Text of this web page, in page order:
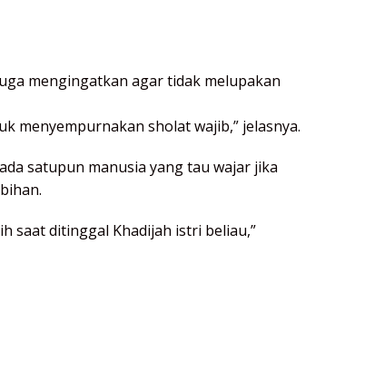
mengingatkan agar tidak melupakan
menyempurnakan sholat wajib,” jelasnya.
satupun manusia yang tau wajar jika
saat ditinggal Khadijah istri beliau,”